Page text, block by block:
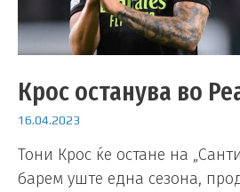
Крос останува во
16.04.2023
Тони Крос ќе остане на
барем уште една сезона,